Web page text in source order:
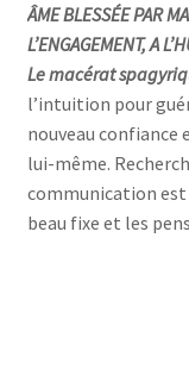
ÂME BLESSÉE PAR
L’ENGAGEMENT,A
Le macérat
l’intuition pour
nouveau confiance
lui-même.
communication est
beau fixe et les